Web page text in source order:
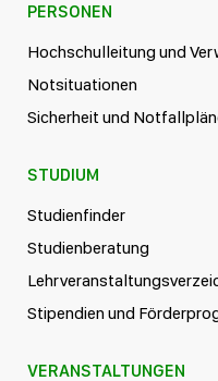
PERSONEN
Hochschulleitung und
Notsituationen
Sicherheit und
STUDIUM
Studienfinder
Studienberatung
Stipendien und
VERANSTALTUNGEN